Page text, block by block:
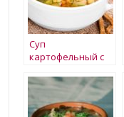
Суп
картофельный с